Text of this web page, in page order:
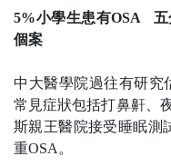
5%小學生患有OSA
個案
中大醫學院過往有研究
常見症狀包括打鼻鼾、
斯親王醫院接受睡眠測
重OSA 。